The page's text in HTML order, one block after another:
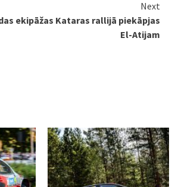
Next
ekipāžas Kataras rallijā piekāpjas
El-Atijam